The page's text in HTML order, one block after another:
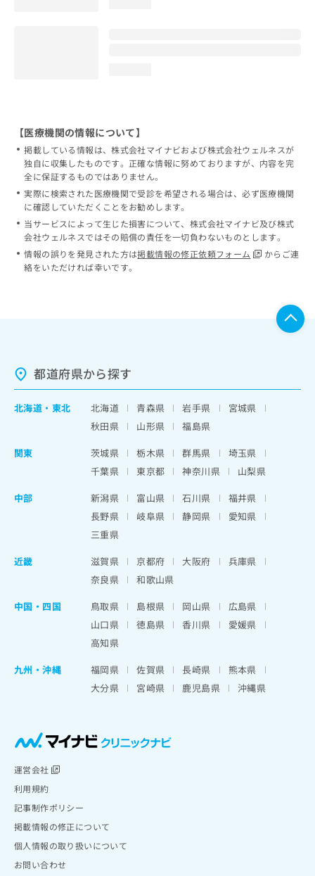
【医療機関の情報について】
掲載している情報は、株式会社マイナビおよび株式会社ウェルネスが
独自に収集したものです。正確な情報に努めておりますが、内容を完
全に保証するものではありません。
実際に検索された医療機関で受診を希望される場合は、必ず医療機関
に確認していただくことをお勧めします。
当サービスによって生じた損害について、株式会社マイナビ及び株式
会社ウェルネスではその賠償の責任を一切負わないものとします。
情報の誤りを発見された方は掲載情報の修正依頼フォーム
からご連
絡をいただければ幸いです。
都道府県から探す
北海道 ・ 東北 北海道 青森県 岩手県
宮城県
秋田県
山形県
福島県
関東
茨城県 栃木県 群馬県
埼玉県
千葉県
東京都 神奈川県
山梨県
中部
新潟県 富山県 石川県
福井県
長野県
岐阜県 静岡県
愛知県
三重県
近畿
滋賀県 京都府 大阪府
兵庫県
奈良県
和歌山県
中国・四国
鳥取県 島根県 岡山県
広島県
山口県
徳島県 香川県
愛媛県
高知県
九州・沖縄
福岡県 佐賀県 長崎県
熊本県
大分県
宮崎県 鹿児島県 沖縄県
運営会社
利用規約
記事制作ポリシー
掲載情報の修正について
個人情報の取り扱いについて
お問い合わせ